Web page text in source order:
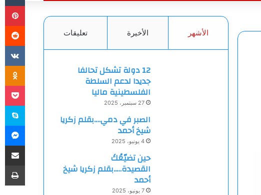
الأشهر الأخيرة تعليقات
12 دولة تشكل تحالفا
جديدا لدعم السلطة
الفلسطينية ماليا
27 سبتمبر، 2025
الصبر في دمي….بقلم زكريا
شيخ أحمد
4 يونيو، 2025
حين تضيّعُكَ
القصيدة…..بقلم زكريا شيخ
أحمد
7 يونيو، 2025